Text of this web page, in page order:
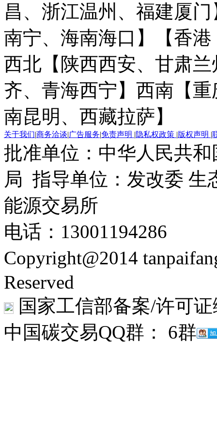
昌、浙江温州、福建厦门
南宁、海南海口】
【香
西北【陕西西安、甘肃
齐、青海西宁】 西南【
南昆明、西藏拉萨】
关于我们|商务洽谈|广告服务|免责声明 |隐私权政策 |版权声明 |
批准单位：中华人民共
局 指导单位：发改委 生
能源交易所
电话：13001194286
Copyright@2014
Reserved
国家工信部备案/许可
中国碳交易QQ群： 6群